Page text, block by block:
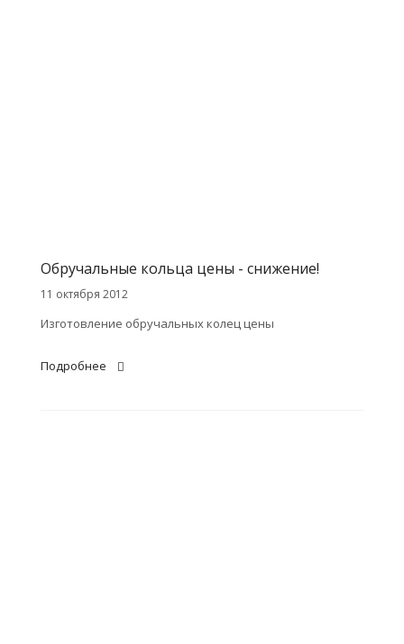
Обручальные кольца цены - снижение!
11 октября 2012
Изготовление обручальных колец цены
Подробнее